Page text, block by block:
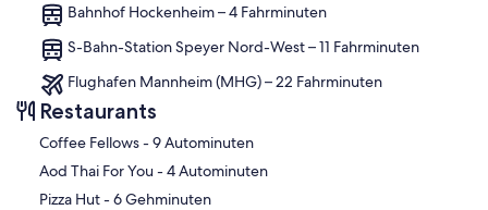
Bahnhof Hockenheim – 4 Fahrminuten
S-Bahn-Station Speyer Nord-West – 11 Fahrminuten
Flughafen Mannheim (MHG) – 22 Fahrminuten
Restaurants
‪Coffee Fellows - ‬9 Autominuten
‪Aod Thai For You - ‬4 Autominuten
‪Pizza Hut - ‬6 Gehminuten